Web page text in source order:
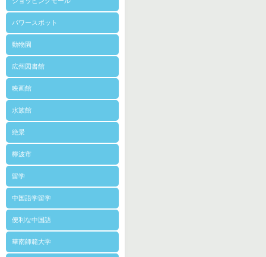
パワースポット
動物園
広州図書館
映画館
水族館
絶景
檸波市
留学
中国語学留学
便利な中国語
華南師範大学